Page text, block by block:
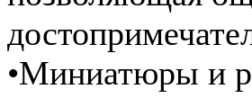
•Миниатюры и